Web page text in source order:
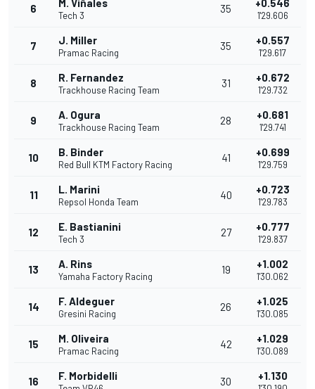
6 M. Viñales
Tech 3
35 +0.546
1'29.606
7 J. Miller
Pramac Racing
35 +0.557
1'29.617
8 R. Fernandez
Trackhouse Racing Team
31 +0.672
1'29.732
9 A. Ogura
Trackhouse Racing Team
28 +0.681
1'29.741
10 B. Binder
Red Bull KTM Factory Racing
41 +0.699
1'29.759
11 L. Marini
Repsol Honda Team
40 +0.723
1'29.783
12 E. Bastianini
Tech 3
27 +0.777
1'29.837
13 A. Rins
Yamaha Factory Racing
19 +1.002
1'30.062
14 F. Aldeguer
Gresini Racing
26 +1.025
1'30.085
15 M. Oliveira
Pramac Racing
42 +1.029
1'30.089
16 F. Morbidelli 30 +1.130